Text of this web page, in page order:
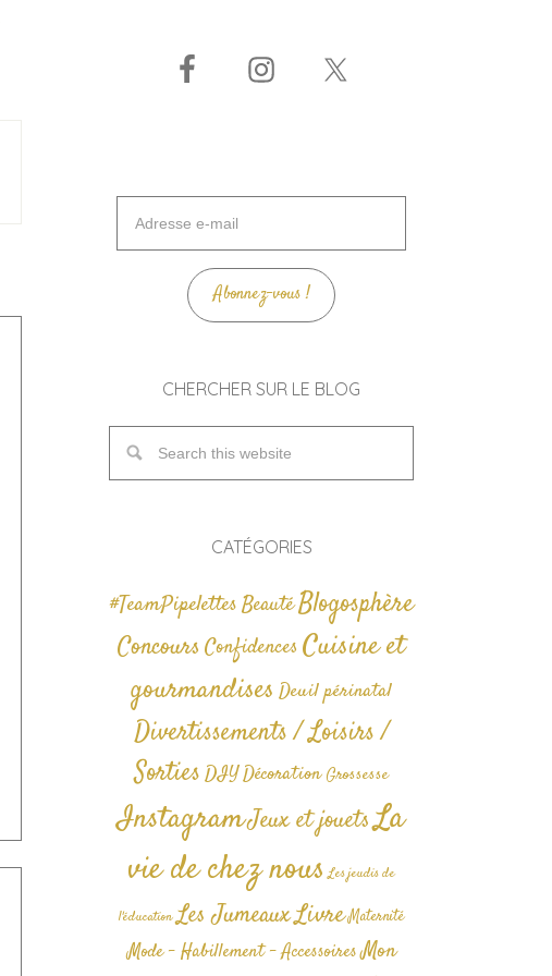
mail
Abonnez-vous !
CHERCHER SUR LE BLOG
CATÉGORIES
#TeamPipelettesBeautéBlogosphère
ConcoursConfidences Cuisine et
gourmandises Deuil périnatal
Divertissements / Loisirs /
SortiesDIYDécoration Grossesse
InstagramJeux et jouetsLa
vie de chez nous Les jeudis de
l'éducation Les JumeauxLivre Maternité
Mode - Habillement - AccessoiresMon